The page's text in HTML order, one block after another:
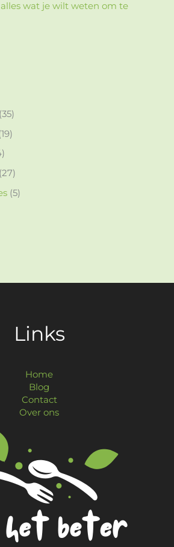
wat je wilt weten om te
(35)
(27)
(5)
Links
Home
Blog
Contact
Over ons